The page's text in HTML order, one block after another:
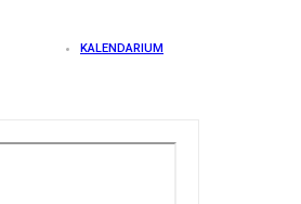
KALENDARIUM